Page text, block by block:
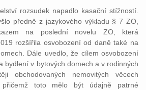
rozsudek napadlo kasační stížností.
předně z jazykového výkladu § 7 ZO,
na poslední novelu ZO, která
rozšířila osvobození od daně také na
Dále uvedlo, že cílem osvobození
bydlení v bytových domech a v rodinných
obchodovaných nemovitých věcech
toto mělo být údajně patrné